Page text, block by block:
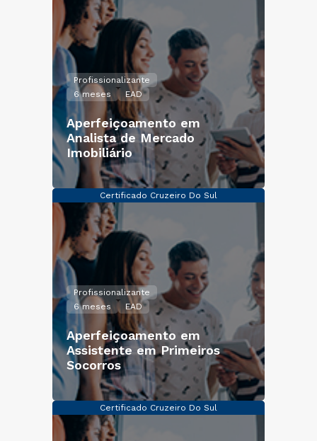
Profissionalizante
6 meses
EAD
Aperfeiçoamento em
Analista de Mercado
Imobiliário
Certificado Cruzeiro Do Sul
Profissionalizante
6 meses
EAD
Aperfeiçoamento em
Assistente em Primeiros
Socorros
Certificado Cruzeiro Do Sul